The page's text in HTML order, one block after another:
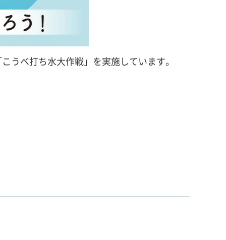
うべ打ち水大作戦」を実施しています。